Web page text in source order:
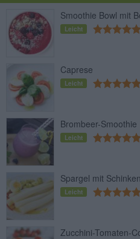
Smoothie Bowl mit
Leicht
Caprese
Leicht
Brombeer-Smoothie
Leicht
Spargel mit
Leicht
Zucchini-Tomaten-